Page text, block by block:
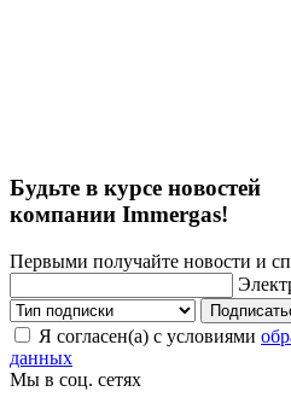
Будьте в курсе новостей
компании Immergas!
Первыми получайте новости и
Я согласен(а) с условиями
данных
Мы в соц. сетях